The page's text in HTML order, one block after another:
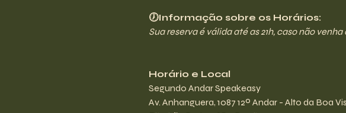
🕖Informação sobre os Horários:
Sua reserva é válida até as 21h, caso não venha
Horário e Local
Segundo Andar Speakeasy
Av. Anhanguera, 1087 12º Andar - Alto da Boa